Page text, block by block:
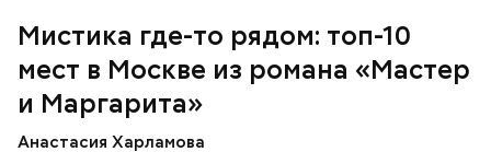
Мистика где-то рядом: топ-10
мест в Москве из романа «Мастер
и Маргарита»
Анастасия Харламова
На данный момент квартира на Большой Садовой
стала Музеем Булгакова. В ней воссоздана
атмосфера жизни и быта начала ХХ века с большим
количеством вещей, которые имеют отношение к
Внутри Мавзолея находится траурный зал, где
покоится тело Ленина. Он оформлен в темных и
красных тонах. Тело Владимира Ильича
подсвечивают 14 лампочек розового спектра,
которые придают коже естественный цвет. Это